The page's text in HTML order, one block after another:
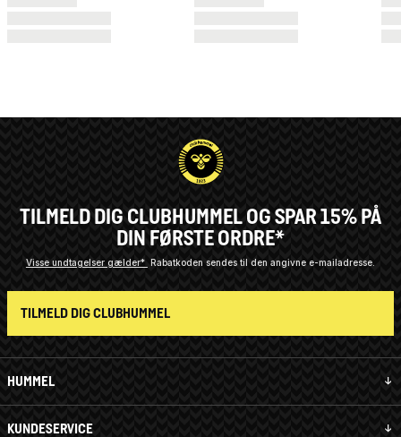
HUMMEL
KUNDESERVICE
TILMELD DIG CLUBHUMMEL OG SPAR 15% PÅ
DIN FØRSTE ORDRE*
Visse undtagelser gælder* Rabatkoden sendes til den angivne e-mailadresse.
TILMELD DIG CLUBHUMMEL